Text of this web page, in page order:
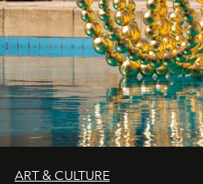
ART & CULTURE